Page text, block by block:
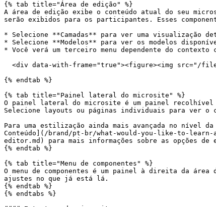
{% tab title="Área de edição" %}
A área de edição exibe o conteúdo atual do seu
serão exibidos para os participantes. Esses
* Selecione **Camadas** para ver uma visualização
* Selecione **Modelos** para ver os modelos
* Você verá um terceiro menu dependente do
{% endtab %}
{% tab title="Painel lateral do microsite" %}
O painel lateral do microsite é um painel recolhível
Selecione layouts ou páginas individuais para ver o
Para uma estilização ainda mais avançada no nível
Conteúdo](/brand/pt-br/what-would-you-like-to-learn-
editor.md) para mais informações sobre as opções
{% endtab %}
{% tab title="Menu de componentes" %}
O menu de componentes é um painel à direita da
ajustes no que já está lá.
{% endtab %}
{% endtabs %}